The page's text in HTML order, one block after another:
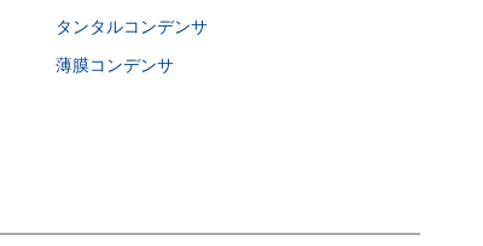
タンタルコンデンサ
薄膜コンデンサ